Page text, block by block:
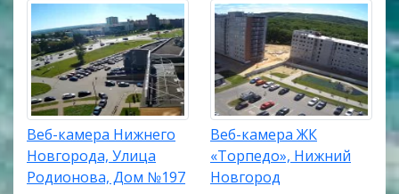
Веб-камера Нижнего
Новгорода, Улица
Родионова, Дом №197
Веб-камера ЖК
«Торпедо», Нижний
Новгород